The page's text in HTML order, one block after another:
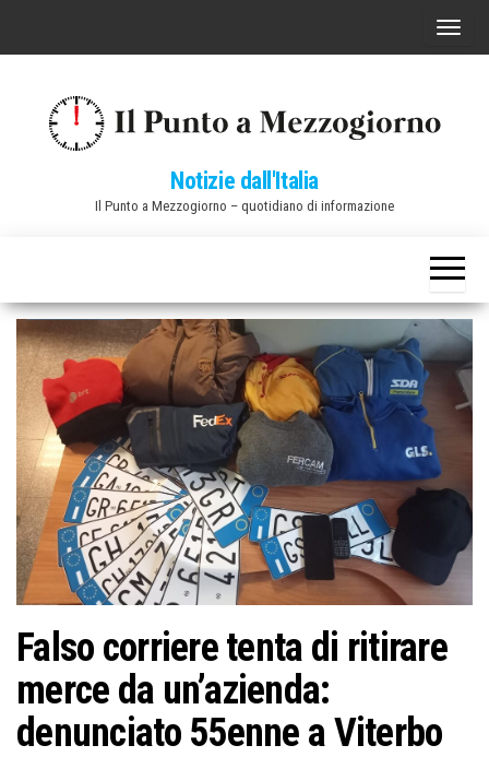
C
a
v
i
o
e
Notizie dall'Italia
Il Punto a Mezzogiorno – quotidiano di informazione
Falso corriere tenta di ritirare
merce da un’azienda:
denunciato 55enne a Viterbo